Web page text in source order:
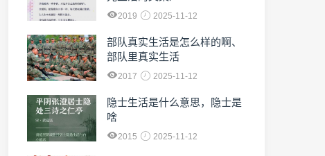
2019 2025-11-12
部队真实生活是怎么样的啊、
部队里真实生活
2017 2025-11-12
隐士生活是什么意思，隐士是
啥
2015 2025-11-12